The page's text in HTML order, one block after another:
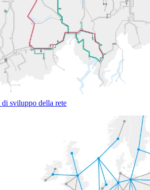
sviluppo della rete